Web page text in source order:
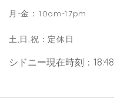
月-金：10am-17pm
土,日,祝：定休日
シドニー現在時刻：18:48